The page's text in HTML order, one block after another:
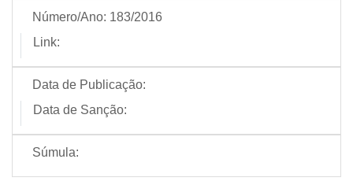
Número/Ano: 183/2016
Link:
Data de Publicação:
Data de Sanção:
Súmula: